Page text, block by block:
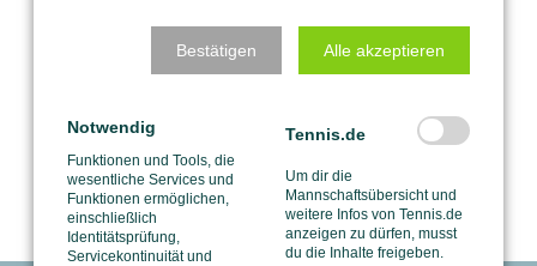
Bestätigen Alle akzeptieren
Notwendig
Funktionen und Tools, die
wesentliche Services und
Funktionen ermöglichen,
einschließlich
Identitätsprüfung,
Servicekontinuität und
Tennis.de
Um dir die
Mannschaftsübersicht und
weitere Infos von Tennis.de
anzeigen zu dürfen, musst
du die Inhalte freigeben.